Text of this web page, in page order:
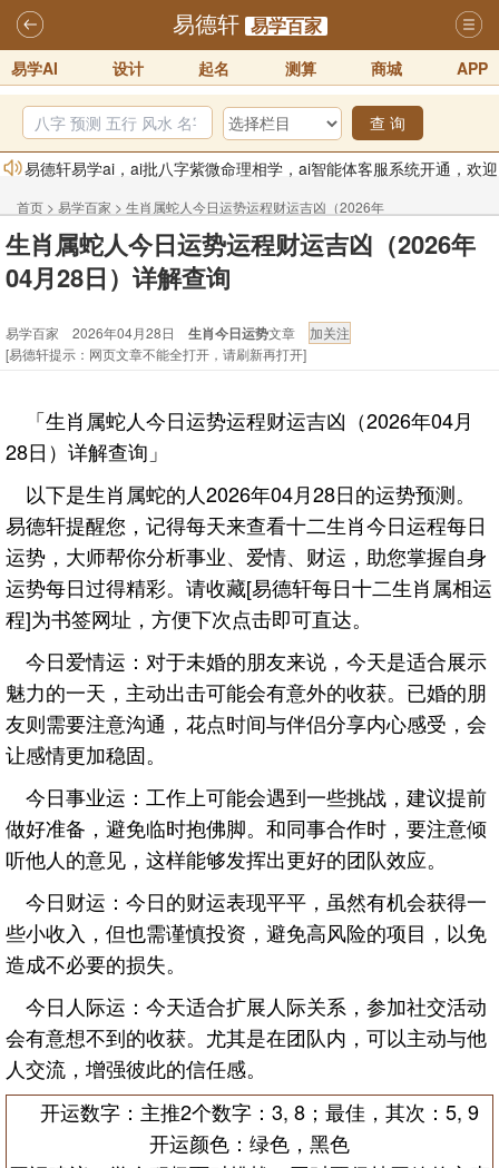
易德轩 易学百家
易学AI 设计 起名 测算 商城 APP
查 询
易德轩易学ai，ai批八字紫微命理相学，ai智能体客服系统开通，欢迎
体验！！
2025-07-01
易德轩网重构及升能完成，欢迎大家来体验新程序及感觉！！
2025-07-01
订！！
2025-10-01
2026丙午年铁笔居士精批年运说明
2025-10-12
易德轩通告：本网站易德轩商标及LOGO注册声明
2021-9-7
首页 > 易学百家 > 生肖属蛇人今日运势运程财运吉凶（2026年
04月28日）详解查询
生肖属蛇人今日运势运程财运吉凶（2026年
04月28日）详解查询
易学百家 2026年04月28日 生肖今日运势文章
[易德轩提示：网页文章不能全打开，请刷新再打开]
「生肖属蛇人今日运势运程财运吉凶（2026年04月
28日）详解查询」
以下是生肖属蛇的人2026年04月28日的运势预测。
易德轩提醒您，记得每天来查看十二生肖今日运程每日
运势，大师帮你分析事业、爱情、财运，助您掌握自身
运势每日过得精彩。请收藏[易德轩每日十二生肖属相运
程]为书签网址，方便下次点击即可直达。
今日爱情运：对于未婚的朋友来说，今天是适合展示
魅力的一天，主动出击可能会有意外的收获。已婚的朋
友则需要注意沟通，花点时间与伴侣分享内心感受，会
让感情更加稳固。
今日事业运：工作上可能会遇到一些挑战，建议提前
做好准备，避免临时抱佛脚。和同事合作时，要注意倾
听他人的意见，这样能够发挥出更好的团队效应。
今日财运：今日的财运表现平平，虽然有机会获得一
些小收入，但也需谨慎投资，避免高风险的项目，以免
造成不必要的损失。
今日人际运：今天适合扩展人际关系，参加社交活动
会有意想不到的收获。尤其是在团队内，可以主动与他
人交流，增强彼此的信任感。
开运数字：主推2个数字：3, 8；最佳，其次：5, 9
开运颜色：绿色，黑色